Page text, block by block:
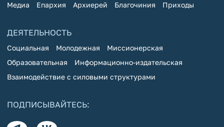
Медиа Епархия Архиерей Благочиния Приходы
ДЕЯТЕЛЬНОСТЬ
Социальная Молодежная
Миссионерская
Образовательная
Информационно-издательская
Взаимодействие с силовыми структурами
ПОДПИСЫВАЙТЕСЬ: